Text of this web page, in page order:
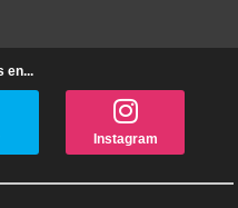
en...
Instagram